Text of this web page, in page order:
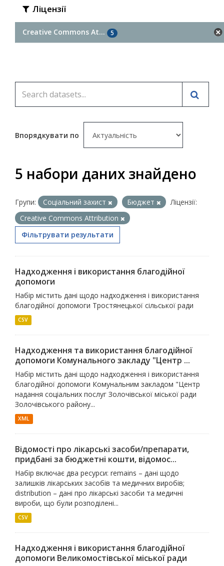
Ліцензії
Creative Commons At... 5
Впорядкувати по
5 набори даних знайдено
Групи: Соціальний захист Бюджет
Ліцензії:
Creative Commons Attribution
Фільтрувати результати
Надходження і використання благодійної
допомоги
Набір містить дані щодо надходження і використання
благодійної допомоги Тростянецької сільської ради
CSV
Надходження та використання благодійної
допомоги Комунального закладу "Центр ...
Набір містить дані щодо надходження і використання
благодійної допомоги Комунальним закладом "Центр
надання соціальних послуг Золочівської міської ради
Золочівського району...
XML
Відомості про лікарські засоби/препарати,
придбані за бюджетні кошти, відомос...
Набір включає два ресурси: remains – дані щодо
залишків лікарських засобів та медичних виробів;
distribution – дані про лікарські засоби та медичні
вироби, що були розподілені...
CSV
Надходження і використання благодійної
допомоги Великомостівської міської ради